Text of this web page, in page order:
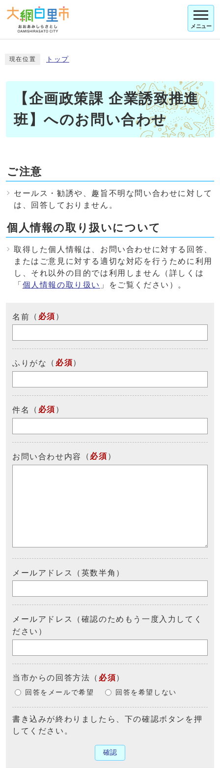
メニュー
現在位置 トップ
【企画政策課 企業誘致推進
班】へのお問い合わせ
ご注意
セールス・勧誘や、趣旨不明な問い合わせに対して
は、回答しておりません。
個人情報の取り扱いについて
取得した個人情報は、お問い合わせに対する回答、
またはご意見に対する適切な対応を行うために利用
し、それ以外の目的では利用しません（詳しくは
「 個人情報の取り扱い 」をご覧ください）。
名前 （ 必須 ）
ふりがな （ 必須）
件名 （ 必須 ）
お問い合わせ内容 （ 必須 ）
メールアドレス（英数半角）
メールアドレス（確認のためもう一度入力してく
ださい）
当市からの回答方法 （ 必須）
回答をメールで希望 回答を希望しない
書き込みが終わりましたら、下の確認ボタンを押
してください。
確認